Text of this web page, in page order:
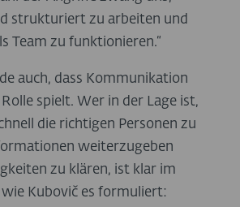
strukturiert zu arbeiten und
Team zu funktionieren.“
auch, dass Kommunikation
spielt. Wer in der Lage ist,
die richtigen Personen zu
weiterzugeben
zu klären, ist klar im
Kubovič es formuliert: